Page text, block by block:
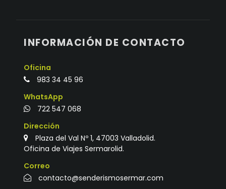
INFORMACIÓN DE CONTACTO
Oficina
983 34 45 96
WhatsApp
722 547 068
Dirección
Plaza del Val Nº 1, 47003 Valladolid.
Oficina de Viajes Sermarolid.
Correo
contacto@senderismosermar.com